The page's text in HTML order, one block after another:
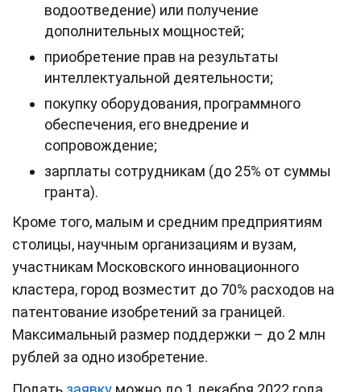
водоотведение) или получение
дополнительных мощностей;
приобретение прав на результаты
интеллектуальной деятельности;
покупку оборудования, программного
обеспечения, его внедрение и
сопровождение;
зарплаты сотрудникам (до 25% от суммы
гранта).
Кроме того, малым и средним предприятиям
столицы, научным организациям и вузам,
участникам Московского инновационного
кластера, город возместит до 70% расходов на
патентование изобретений за границей.
Максимальный размер поддержки – до 2 млн
рублей за одно изобретение.